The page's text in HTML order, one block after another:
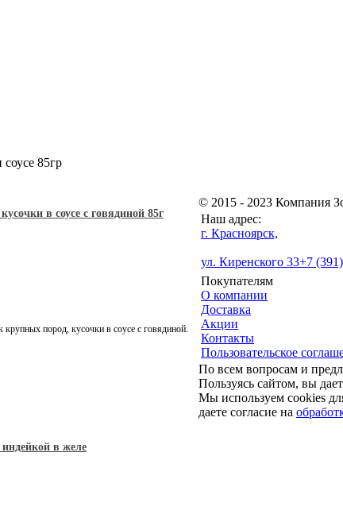
85гр
в соусе с говядиной 85г
пород, кусочки в соусе с говядиной.
в желе
© 2015 - 2023 Компания
Наш адрес:
г. Красноярск,
ул. Киренского 33+7
Покупателям
О компании
Доставка
Акции
Контакты
Пользовательское
По всем вопросам и
Пользуясь сайтом, вы
Мы используем cookies
даете согласие на